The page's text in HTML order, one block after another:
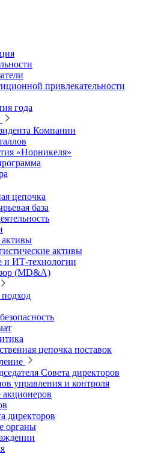
привлекательности
года
Компании
«Норникеля»
цепочка
база
активы
активы
ИТ‑технологии
(MD&A)
цепочка поставок
Совета директоров
управления и контроля
директоров
органы